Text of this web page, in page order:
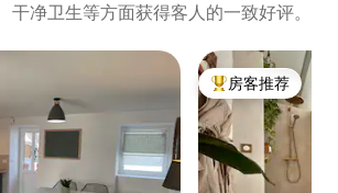
干净卫生等方面获得客人的一致好评。
热门「房客推荐」
房客推荐